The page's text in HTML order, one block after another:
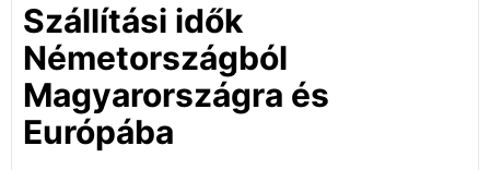
Szállítási idők
Németországból
Magyarországra és
Európába